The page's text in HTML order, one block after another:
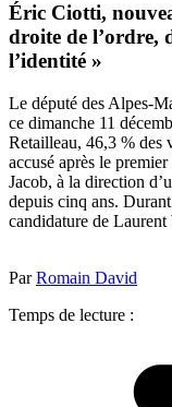
Éric Ciotti,
droite de l’ordre,
l’identité »
Le député des Alpes-
ce dimanche 11
Retailleau, 46,3 % des
accusé après le
Jacob, à la direction
depuis cinq ans.
candidature de
ParRomain David
Temps de lecture :